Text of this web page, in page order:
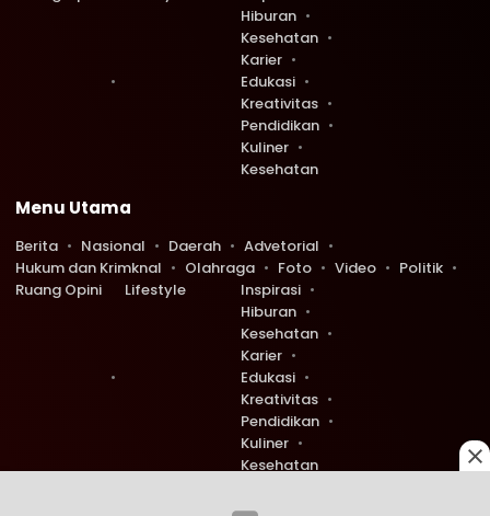
Hiburan
Kesehatan
Karier
Edukasi
Kreativitas
Pendidikan
Kuliner
Kesehatan
Menu Utama
Berita Nasional Daerah
Advetorial
Hukum dan Krimknal
Olahraga Foto Video
Politik
Ruang Opini
Lifestyle
Inspirasi
Hiburan
Kesehatan
Karier
Edukasi
Kreativitas
Pendidikan
Kuliner
Kesehatan